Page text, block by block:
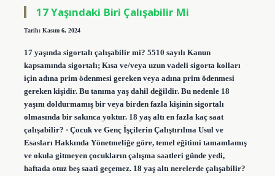
17 Yaşındaki Biri Çalışabilir Mi
Tarih: Kasım 6, 2024
17 yaşında sigortalı çalışabilir mi? 5510 sayılı Kanun
kapsamında sigortalı; Kısa ve/veya uzun vadeli sigorta kolları
için adına prim ödenmesi gereken veya adına prim ödenmesi
gereken kişidir. Bu tanıma yaş dahil değildir. Bu nedenle 18
yaşını doldurmamış bir veya birden fazla kişinin sigortalı
olmasında bir sakınca yoktur. 18 yaş altı en fazla kaç saat
çalışabilir? · Çocuk ve Genç İşçilerin Çalıştırılma Usul ve
Esasları Hakkında Yönetmeliğe göre, temel eğitimi tamamlamış
ve okula gitmeyen çocukların çalışma saatleri günde yedi,
haftada otuz beş saati geçemez. 18 yaş altı nerelerde çalışabilir?